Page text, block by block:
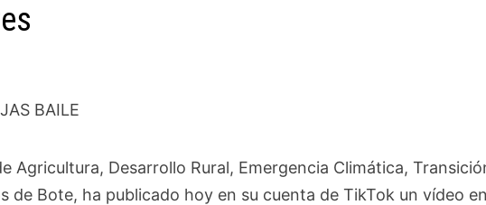
Agricultura, Desarrollo Rural, Emergencia Climática,
de Bote, ha publicado hoy en su cuenta de TikTok un vídeo